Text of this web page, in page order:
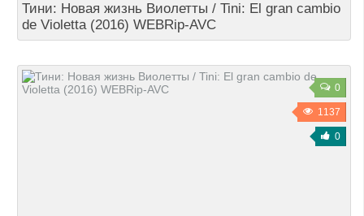
Тини: Новая жизнь Виолетты / Tini: El gran cambio
de Violetta (2016) WEBRip-AVC
0
1137
0